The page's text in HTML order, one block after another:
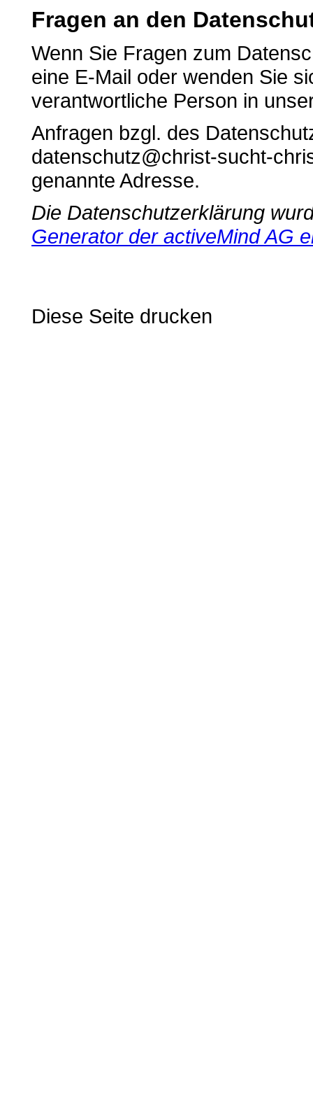
Fragen an den
Wenn Sie Fragen zum
eine E-Mail oder wenden Sie
verantwortliche Person in
Anfragen bzgl. des
datenschutz@christ-sucht-
genannte Adresse.
Die Datenschutzerklärung
Generator der activeMind AG
Diese Seite drucken